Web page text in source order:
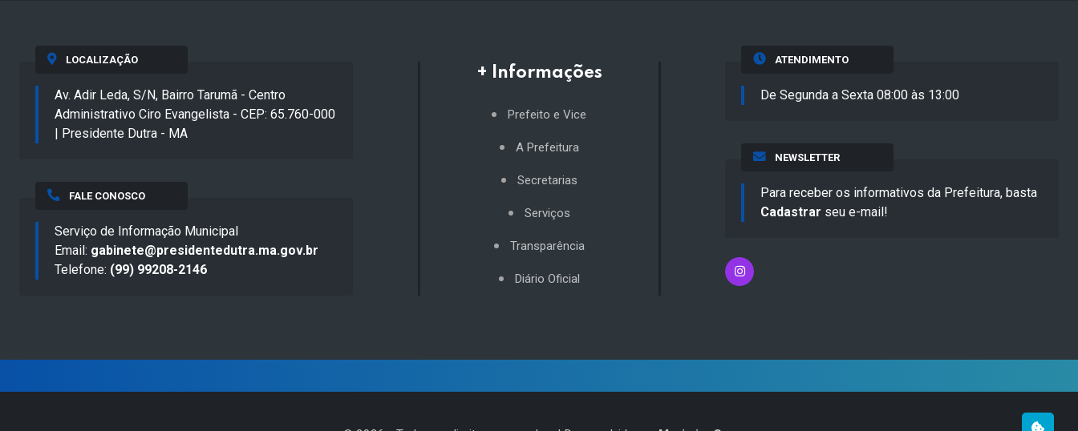
LOCALIZAÇÃO
Av. Adir Leda, S/N, Bairro Tarumã - Centro
Administrativo Ciro Evangelista - CEP: 65.760-000
| Presidente Dutra - MA
FALE CONOSCO
Serviço de Informação Municipal
Email: gabinete@presidentedutra.ma.gov.br
Telefone: (99) 99208-2146
+ Informações
Prefeito e Vice
A Prefeitura
Secretarias
Serviços
Transparência
Diário Oficial
ATENDIMENTO
De Segunda a Sexta 08:00 às 13:00
NEWSLETTER
Para receber os informativos da Prefeitura, basta
Cadastrar seu e-mail!